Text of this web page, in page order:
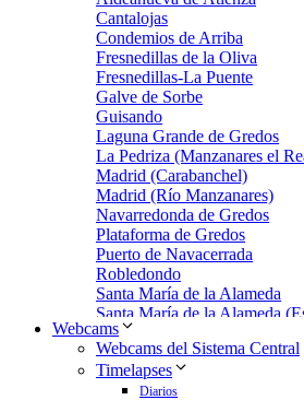
Cantalojas
Condemios de Arriba
Fresnedillas de la Oliva
Fresnedillas-La Puente
Galve de Sorbe
Guisando
Laguna Grande de Gredos
La Pedriza (Manzanares el
Madrid (Carabanchel)
Madrid (Río Manzanares)
Navarredonda de Gredos
Plataforma de Gredos
Puerto de Navacerrada
Robledondo
Santa María de la Alameda
Santa María de la Alameda
Zarzalejo
Zarzalejo Estación
Zarzalejo-Machotas
Webcams
Webcams del Sistema Central
Timelapses
Diarios